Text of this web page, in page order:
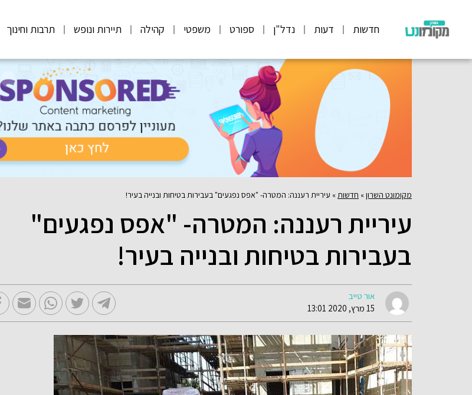
חדשות דעות נדל"ן ספורט משפטי קהילה תיירות ונופש תרבות וחינוך
מקומונט השרון» חדשות » עיריית רעננה: המטרה- "אפס נפגעים" בעבירות בטיחות ובנייה בעיר!
עיריית רעננה: המטרה- "אפס נפגעים"
בעבירות בטיחות ובנייה בעיר!
אור טייב
15 מרץ, 2020 13:01